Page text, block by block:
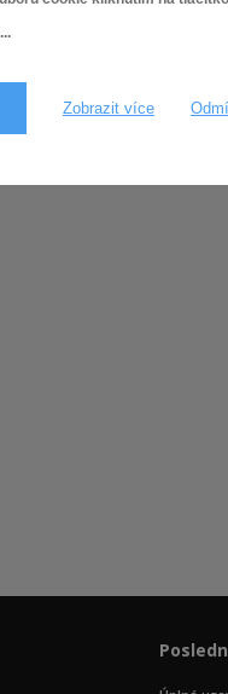
Zobrazit více